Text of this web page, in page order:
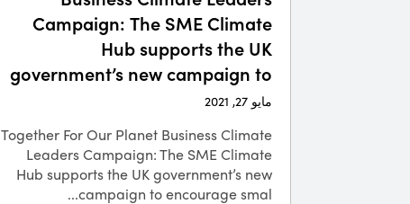
Campaign: The SME Climate
Hub supports the UK
government’s new campaign to
encourage small businesses to
go green
مايو 27, 2021
Together For Our Planet Business Climate
Leaders Campaign: The SME Climate
Hub supports the UK government’s new
campaign to encourage smal...